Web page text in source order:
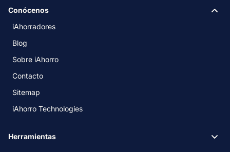
Conócenos
iAhorradores
Blog
Sobre iAhorro
Contacto
Sitemap
iAhorro Technologies
Herramientas